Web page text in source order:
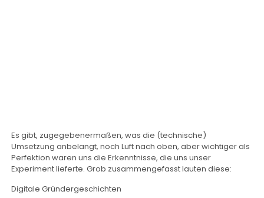
Es gibt, zugegebenermaßen, was die (technische)
Umsetzung anbelangt, noch Luft nach oben, aber wichtiger als
Perfektion waren uns die Erkenntnisse, die uns unser
Experiment lieferte. Grob zusammengefasst lauten diese:
Digitale Gründergeschichten